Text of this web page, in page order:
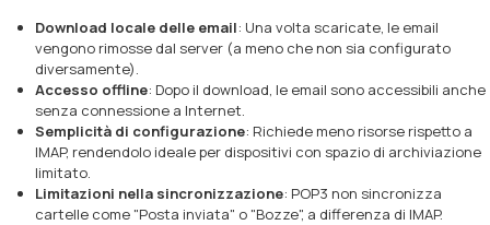
Download locale delle email: Una volta scaricate, le email
vengono rimosse dal server (a meno che non sia configurato
diversamente).
Accesso offline: Dopo il download, le email sono accessibili anche
senza connessione a Internet.
Semplicità di configurazione: Richiede meno risorse rispetto a
IMAP, rendendolo ideale per dispositivi con spazio di archiviazione
limitato.
Limitazioni nella sincronizzazione: POP3 non sincronizza
cartelle come "Posta inviata" o "Bozze", a differenza di IMAP.